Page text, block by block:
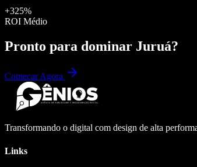
+325%
ROI Médio
Pronto para dominar Juruá?
Começar Agora
Transformando o digital com design de alta
Links